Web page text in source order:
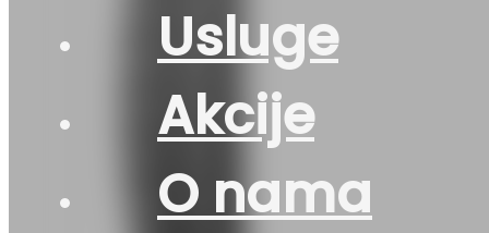
Usluge
Akcije
O nama